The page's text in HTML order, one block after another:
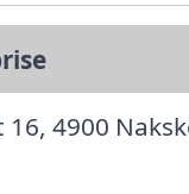
4900